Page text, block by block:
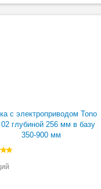
с электроприводом Tono
глубиной 256 мм в базу
350-900 мм